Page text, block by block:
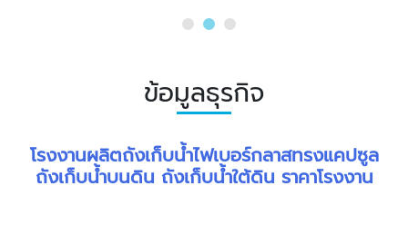
ข้อมูลธุรกิจ
โรงงานผลิตถังเก็บน้ำไฟเบอร์กลาสทรงแคปซูล
ถังเก็บน้ำบนดิน ถังเก็บน้ำใต้ดิน ราคาโรงงาน